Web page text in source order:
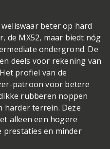
beter op hard
de MX52, maar biedt nóg
ondergrond. De
deels voor rekening van
profiel van de
patroon voor betere
rubberen noppen
harder terrein. Deze
alleen een hogere
en minder